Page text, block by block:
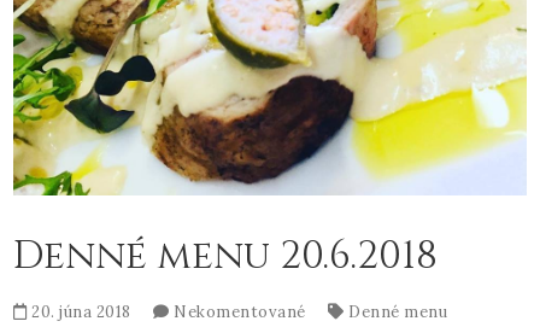
Denné menu 20.6.2018
20. júna 2018 Nekomentované Denné menu